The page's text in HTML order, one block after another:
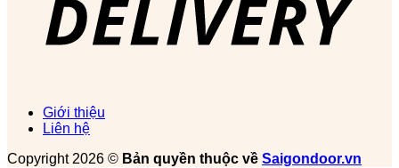
Giới thiệu
Liên hệ
Copyright 2026 © Bản quyền thuộc về Saigondoor.vn